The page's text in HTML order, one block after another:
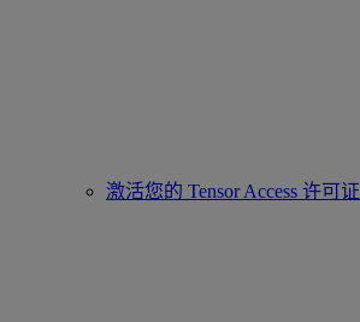
激活您的 Tensor Access 许可证